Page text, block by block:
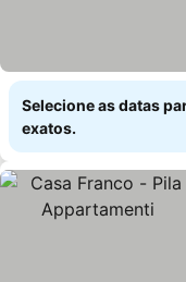
Selecione as datas
exatos.